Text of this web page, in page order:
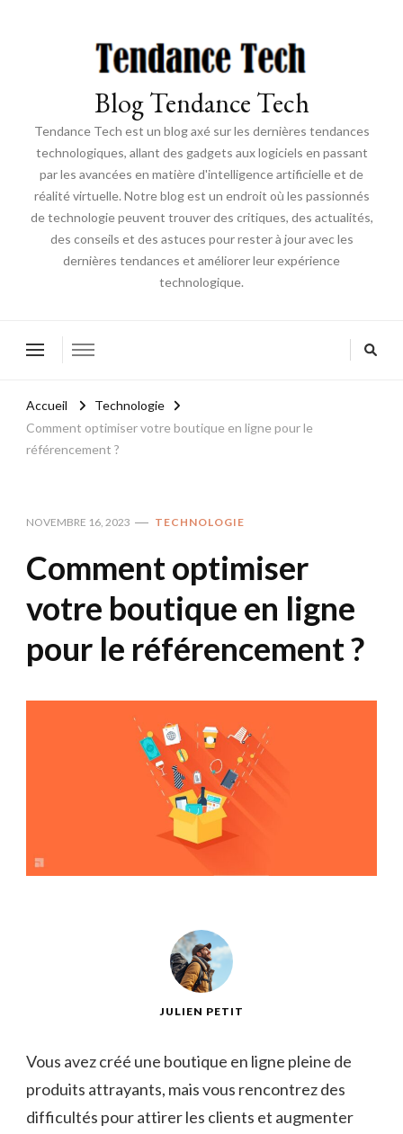
Blog Tendance Tech
Tendance Tech est un blog axé sur les dernières tendances
technologiques, allant des gadgets aux logiciels en passant
par les avancées en matière d'intelligence artificielle et de
réalité virtuelle. Notre blog est un endroit où les passionnés
de technologie peuvent trouver des critiques, des actualités,
des conseils et des astuces pour rester à jour avec les
dernières tendances et améliorer leur expérience
technologique.
Accueil
Technologie
Comment optimiser votre boutique en ligne pour le
référencement ?
NOVEMBRE 16, 2023 TECHNOLOGIE
Comment optimiser
votre boutique en ligne
pour le référencement ?
JULIEN PETIT
Vous avez créé une boutique⁣ en ligne pleine de⁤
produits attrayants, mais vous rencontrez‍ des⁣
difficultés pour attirer les clients ‌et augmenter